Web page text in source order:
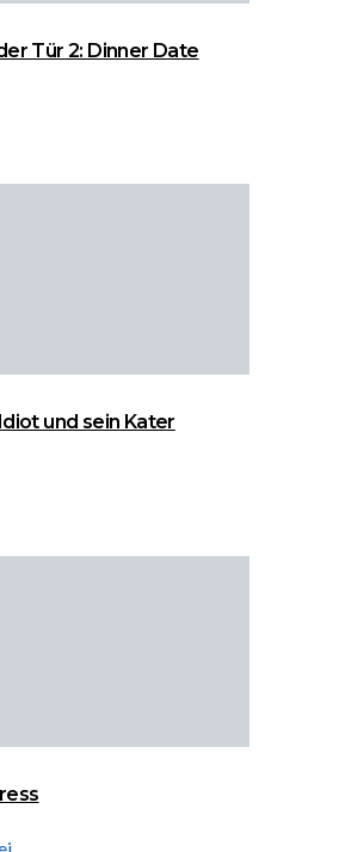
Tür 2: Dinner Date
und sein Kater